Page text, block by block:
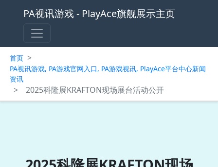
PA视讯游戏 - PlayAce旗舰展示主页
首页 >
PA视讯游戏, PA游戏官网入口, PA游戏视讯, PlayAce平台中心新闻
资讯
> 2025科隆展KRAFTON现场展台活动公开